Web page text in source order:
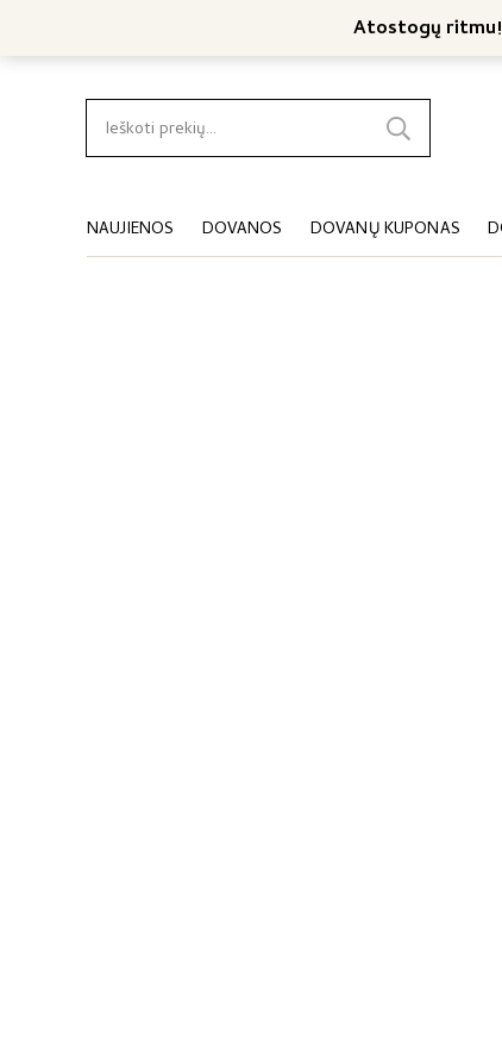
Atostogų ritmu!
Nemokamas siuntimas
Ieškoti:
NAUJIENOS DOVANOS DOVANŲ KUPONAS